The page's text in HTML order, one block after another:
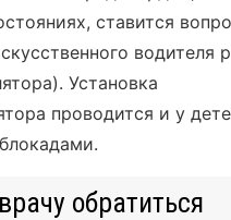
ставится
водителя
Установка
проводится и у
обратиться